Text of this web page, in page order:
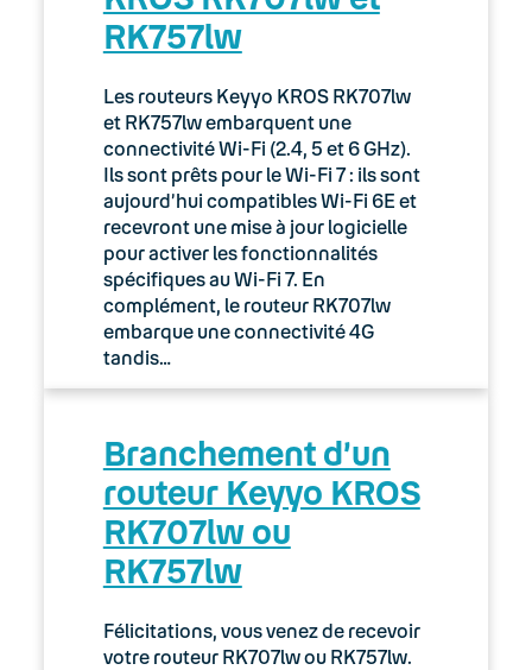
03. Accès Internet
04. Téléphonie fixe
05. Téléphonie Mobile
06. Cybersécurité
Keyyo Connect
Keyyo Visio
RK757lw
Les routeurs Keyyo KROS RK707lw
et RK757lw embarquent une
connectivité Wi-Fi (2.4, 5 et 6 GHz).
Ils sont prêts pour le Wi-Fi 7 : ils sont
aujourd’hui compatibles Wi-Fi 6E et
recevront une mise à jour logicielle
pour activer les fonctionnalités
spécifiques au Wi-Fi 7. En
complément, le routeur RK707lw
embarque une connectivité 4G
tandis…
Branchement d’un
routeur Keyyo KROS
RK707lw ou
RK757lw
Félicitations, vous venez de recevoir
votre routeur RK707lw ou RK757lw.